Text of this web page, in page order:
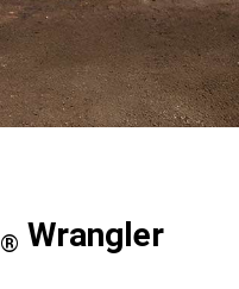
® Wrangler